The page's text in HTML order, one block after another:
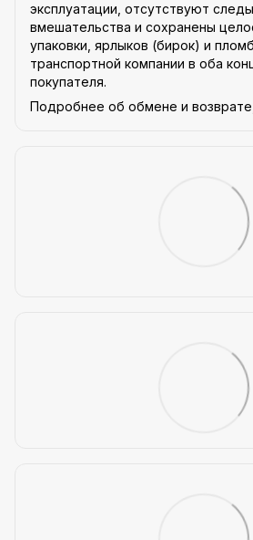
эксплуатации, отсутствуют
вмешательства и сохранены
упаковки, ярлыков (бирок) и
транспортной компании в оба
покупателя.
Подробнее об обмене и